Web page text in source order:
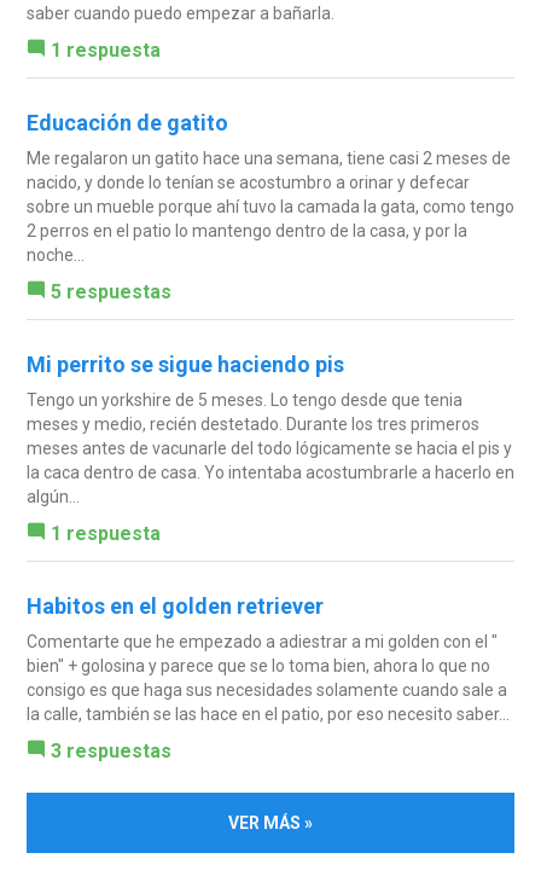
saber cuando puedo empezar a bañarla.
1 respuesta
Educación de gatito
Me regalaron un gatito hace una semana, tiene casi 2 meses de
nacido, y donde lo tenían se acostumbro a orinar y defecar
sobre un mueble porque ahí tuvo la camada la gata, como tengo
2 perros en el patio lo mantengo dentro de la casa, y por la
noche...
5 respuestas
Mi perrito se sigue haciendo pis
Tengo un yorkshire de 5 meses. Lo tengo desde que tenia
meses y medio, recién destetado. Durante los tres primeros
meses antes de vacunarle del todo lógicamente se hacia el pis y
la caca dentro de casa. Yo intentaba acostumbrarle a hacerlo en
algún...
1 respuesta
Habitos en el golden retriever
Comentarte que he empezado a adiestrar a mi golden con el "
bien" + golosina y parece que se lo toma bien, ahora lo que no
consigo es que haga sus necesidades solamente cuando sale a
la calle, también se las hace en el patio, por eso necesito saber...
3 respuestas
VER MÁS »